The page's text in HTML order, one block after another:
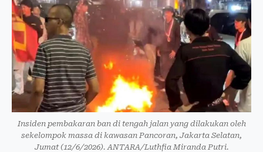
Insiden pembakaran ban di tengah jalan yang dilakukan oleh
sekelompok massa di kawasan Pancoran, Jakarta Selatan,
Jumat (12/6/2026). ANTARA/Luthfia Miranda Putri.